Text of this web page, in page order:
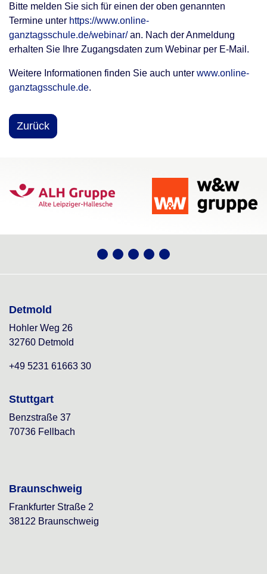
Bitte melden Sie sich für einen der oben genannten
Termine unter https://www.online-
ganztagsschule.de/webinar/an. Nach der Anmeldung
erhalten Sie Ihre Zugangsdaten zum Webinar per E-Mail.
Weitere Informationen finden Sie auch unter www.online-
ganztagsschule.de.
Zurück
Detmold
Hohler Weg 26
32760 Detmold
+49 5231 61663 30
Stuttgart
Benzstraße 37
70736 Fellbach
Braunschweig
Frankfurter Straße 2
38122 Braunschweig